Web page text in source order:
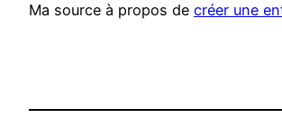
Ma source à propos de créer une